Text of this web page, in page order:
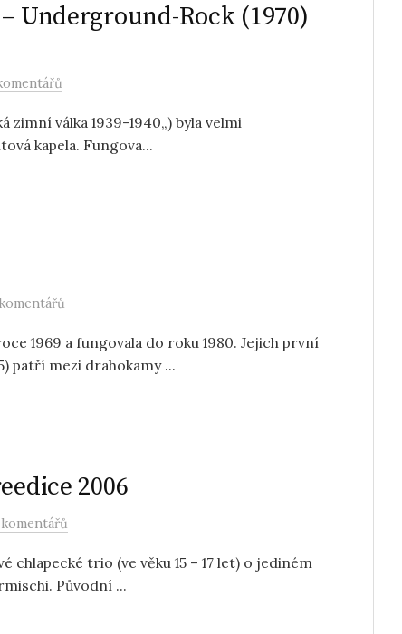
Underground-Rock (1970)
zimní válka 1939-1940„) byla velmi
kapela. Fungova...
1969 a fungovala do roku 1980. Jejich první
patří mezi drahokamy ...
2006
trio (ve věku 15 – 17 let) o jediném
Původní ...